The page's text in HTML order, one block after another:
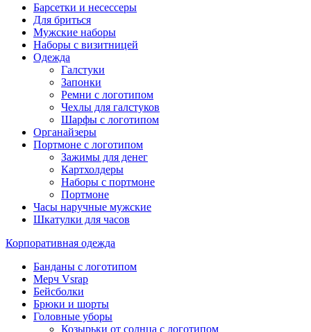
Барсетки и несессеры
Для бриться
Мужские наборы
Наборы с визитницей
Одежда
Галстуки
Запонки
Ремни с логотипом
Чехлы для галстуков
Шарфы с логотипом
Органайзеры
Портмоне с логотипом
Зажимы для денег
Картхолдеры
Наборы с портмоне
Портмоне
Часы наручные мужские
Шкатулки для часов
Корпоративная одежда
Банданы с логотипом
Мерч Vsrap
Бейсболки
Брюки и шорты
Головные уборы
Козырьки от солнца с логотипом